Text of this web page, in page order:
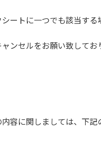
ートに一つでも該当する
ンセルをお願い致してお
容に関しましては、下